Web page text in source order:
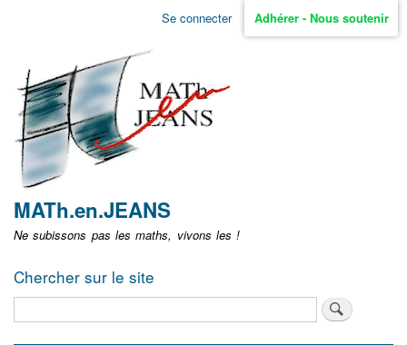
Aller
non
identifié
Se connecter Adhérer - Nous soutenir
MATh.en.JEANS
Ne subissons pas les maths, vivons les !
Chercher sur le site